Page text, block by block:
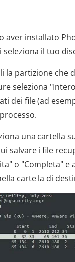
aver installato
seleziona il tuo
la partizione che
seleziona
dei file (ad
una cartella
salvare i file
o "Completa" e
cartella di